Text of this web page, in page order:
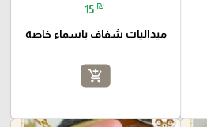
15 ₪
ميداليات شفاف باسماء خاصة
add_shopping_cart